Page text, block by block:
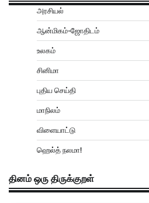
அரசியல்
ஆன்மிகம்-ஜோதிடம்
உலகம்
சினிமா
புதிய செய்தி
மாநிலம்
விளையாட்டு
ஹெல்த் நலமா!
தினம் ஒரு திருக்குறள்